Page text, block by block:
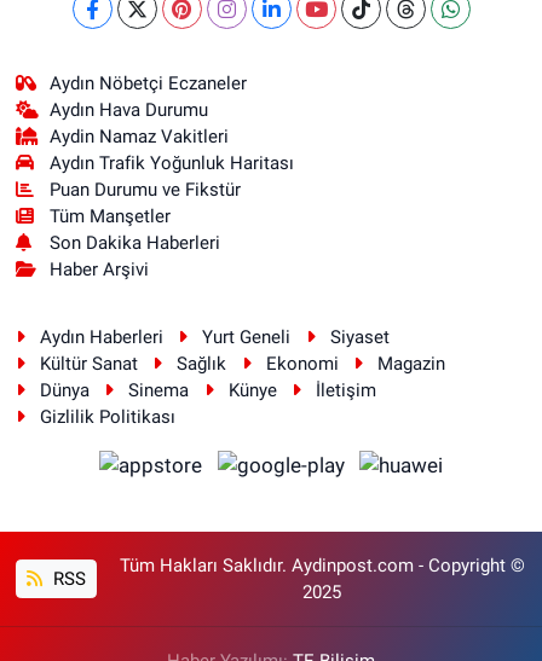
Aydın Nöbetçi Eczaneler
Aydın Hava Durumu
Aydin Namaz Vakitleri
Aydın Trafik Yoğunluk Haritası
Puan Durumu ve Fikstür
Tüm Manşetler
Son Dakika Haberleri
Haber Arşivi
Aydın Haberleri Yurt Geneli
Siyaset
Kültür Sanat
Sağlık Ekonomi
Magazin
Dünya
Sinema Künye
İletişim
Gizlilik Politikası
RSS
Tüm Hakları Saklıdır. Aydinpost.com - Copyright ©
2025